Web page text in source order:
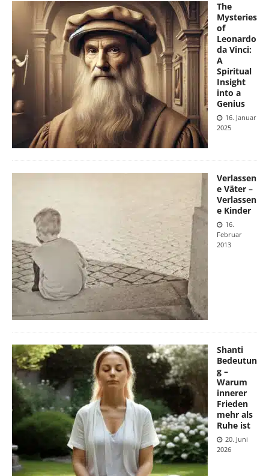
The
Mysteries
of
Leonardo
da Vinci:
A
Spiritual
Insight
into a
Genius
16. Januar
2025
Verlassen
e Väter –
Verlassen
e Kinder
16.
Februar
2013
Shanti
Bedeutun
g –
Warum
innerer
Frieden
mehr als
Ruhe ist
20. Juni
2026